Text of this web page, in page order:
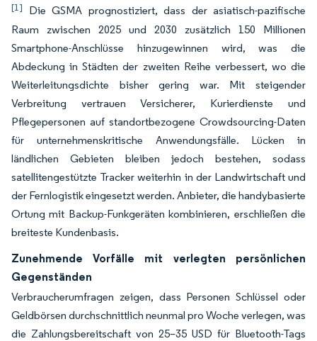
[1]
Die GSMA prognostiziert, dass der asiatisch-pazifische
Raum zwischen 2025 und 2030 zusätzlich 150 Millionen
Smartphone-Anschlüsse hinzugewinnen wird, was die
Abdeckung in Städten der zweiten Reihe verbessert, wo die
Weiterleitungsdichte bisher gering war. Mit steigender
Verbreitung vertrauen Versicherer, Kurierdienste und
Pflegepersonen auf standortbezogene Crowdsourcing-Daten
für unternehmenskritische Anwendungsfälle. Lücken in
ländlichen Gebieten bleiben jedoch bestehen, sodass
satellitengestützte Tracker weiterhin in der Landwirtschaft und
der Fernlogistik eingesetzt werden. Anbieter, die handybasierte
Ortung mit Backup-Funkgeräten kombinieren, erschließen die
breiteste Kundenbasis.
Zunehmende Vorfälle mit verlegten persönlichen
Gegenständen
Verbraucherumfragen zeigen, dass Personen Schlüssel oder
Geldbörsen durchschnittlich neunmal pro Woche verlegen, was
die Zahlungsbereitschaft von 25–35 USD für Bluetooth-Tags